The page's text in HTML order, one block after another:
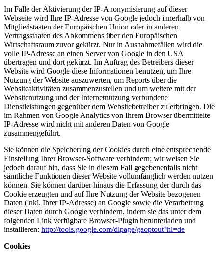
Im Falle der Aktivierung der IP-Anonymisierung auf dieser
Webseite wird Ihre IP-Adresse von Google jedoch innerhalb von
Mitgliedstaaten der Europäischen Union oder in anderen
Vertragsstaaten des Abkommens über den Europäischen
Wirtschaftsraum zuvor gekürzt. Nur in Ausnahmefällen wird die
volle IP-Adresse an einen Server von Google in den USA
übertragen und dort gekürzt. Im Auftrag des Betreibers dieser
Website wird Google diese Informationen benutzen, um Ihre
Nutzung der Website auszuwerten, um Reports über die
Websiteaktivitäten zusammenzustellen und um weitere mit der
Websitenutzung und der Internetnutzung verbundene
Dienstleistungen gegenüber dem Websitebetreiber zu erbringen. Die
im Rahmen von Google Analytics von Ihrem Browser übermittelte
IP-Adresse wird nicht mit anderen Daten von Google
zusammengeführt.
Sie können die Speicherung der Cookies durch eine entsprechende
Einstellung Ihrer Browser-Software verhindern; wir weisen Sie
jedoch darauf hin, dass Sie in diesem Fall gegebenenfalls nicht
sämtliche Funktionen dieser Website vollumfänglich werden nutzen
können. Sie können darüber hinaus die Erfassung der durch das
Cookie erzeugten und auf Ihre Nutzung der Website bezogenen
Daten (inkl. Ihrer IP-Adresse) an Google sowie die Verarbeitung
dieser Daten durch Google verhindern, indem sie das unter dem
folgenden Link verfügbare Browser-Plugin herunterladen und
installieren: http://tools.google.com/dlpage/gaoptout?hl=de
Cookies